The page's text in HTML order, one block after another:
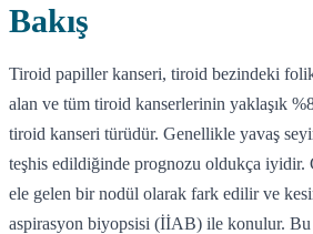
Bakış
Tiroid papiller kanseri, tiroid bezindeki
alan ve tüm tiroid kanserlerinin yaklaşık
tiroid kanseri türüdür. Genellikle yavaş
teşhis edildiğinde prognozu oldukça iyidir.
ele gelen bir nodül olarak fark edilir ve
aspirasyon biyopsisi (İİAB) ile konulur.